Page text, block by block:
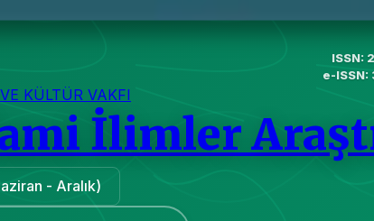
ISSN:
e-ISSN:
KÜLTÜR VAKFI
İlimler
- Aralık)